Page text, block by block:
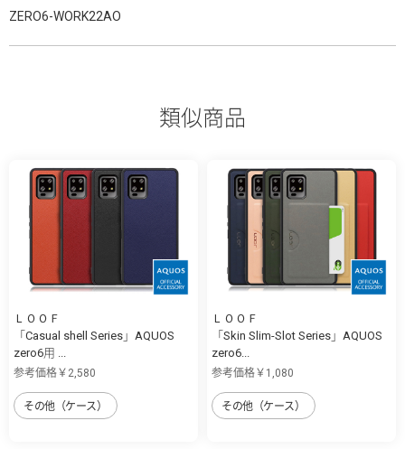
ZERO6-WORK22AO
類似商品
ＬＯＯＦ
「Casual shell Series」AQUOS
zero6用 ...
参考価格￥2,580
その他（ケース）
ＬＯＯＦ
「Skin Slim-Slot Series」AQUOS
zero6...
参考価格￥1,080
その他（ケース）